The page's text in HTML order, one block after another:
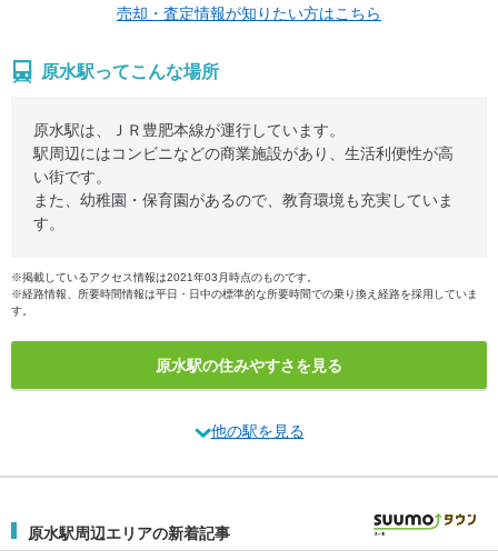
売却・査定情報が知りたい方はこちら
原水駅ってこんな場所
原水駅は、ＪＲ豊肥本線が運行しています。
駅周辺にはコンビニなどの商業施設があり、生活利便性が高
い街です。
また、幼稚園・保育園があるので、教育環境も充実していま
す。
※掲載しているアクセス情報は2021年03月時点のものです。
※経路情報、所要時間情報は平日・日中の標準的な所要時間での乗り換え経路を採用していま
す。
原水駅の住みやすさを見る
他の駅を見る
原水駅周辺エリアの新着記事